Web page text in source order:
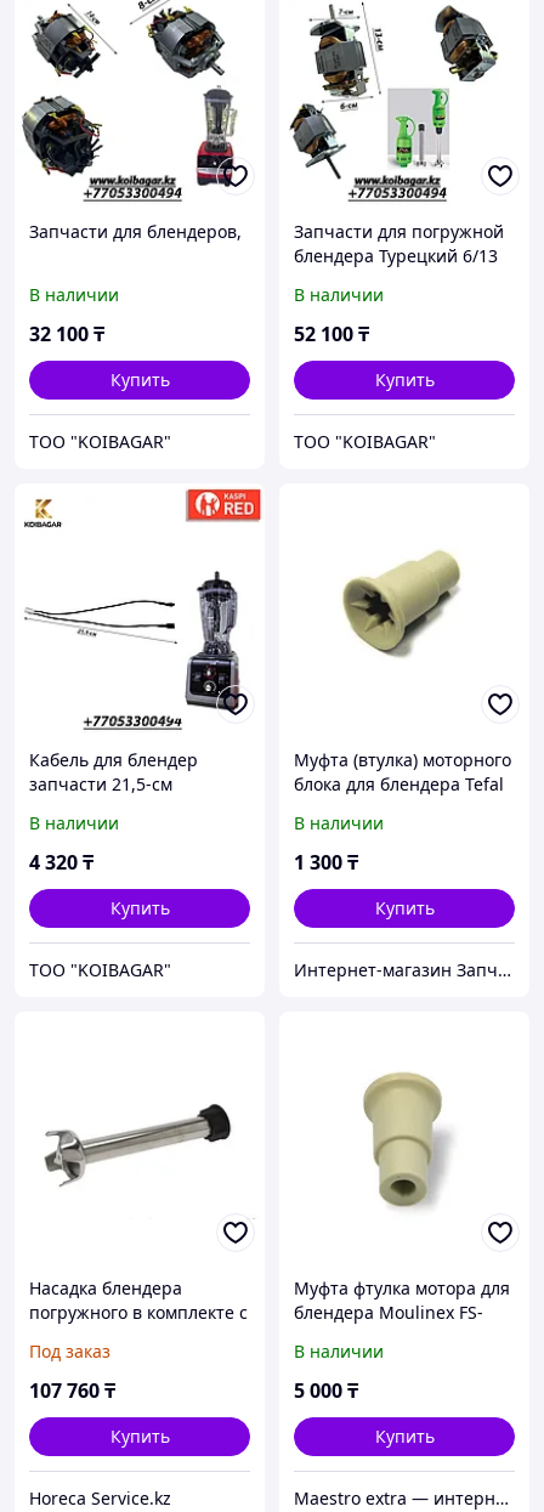
Запчасти для блендеров,
В наличии
32 100₸
Купить
TOO "KOIBAGAR"
Запчасти для погружной
блендера Турецкий 6/13
В наличии
52 100₸
Купить
TOO "KOIBAGAR"
Кабель для блендер
запчасти 21,5-см
В наличии
4 320₸
Купить
TOO "KOIBAGAR"
Муфта (втулка) моторного
блока для блендера Tefal
9100014149
В наличии
1 300₸
Купить
Интернет-магазин Запчастей для бытовой техники RemZap
Насадка блендера
погружного в комплекте с
FAMA (FM300)
Под заказ
107 760₸
Купить
Horeca Service.kz
Муфта фтулка мотора для
блендера Moulinex FS-
В наличии
5 000₸
Купить
Maestro extra — интернет-магазин запчастей для крупной и мелкой бытовой техники в Алматы